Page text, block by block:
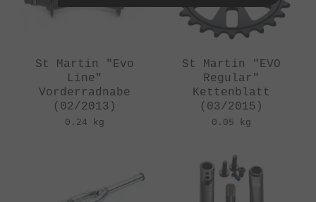
St Martin "Evo
Line"
Vorderradnabe
(02/2013)
0.24 kg
St Martin "EVO
Regular"
Kettenblatt
(03/2015)
0.05 kg